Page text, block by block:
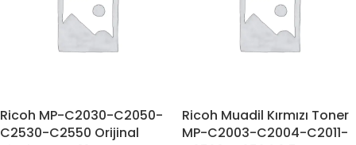
Ricoh MP-C2030-C2050-
C2530-C2550 Orijinal
Ricoh Muadil Kırmızı Toner
MP-C2003-C2004-C2011-